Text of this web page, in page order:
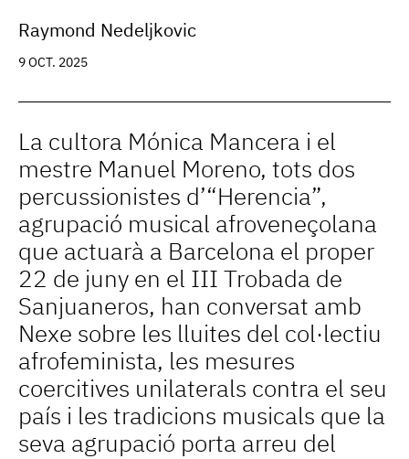
Raymond Nedeljkovic
9 OCT. 2025
La cultora Mónica Mancera i el
mestre Manuel Moreno, tots dos
percussionistes d’“Herencia”,
agrupació musical afroveneçolana
que actuarà a Barcelona el proper
22 de juny en el III Trobada de
Sanjuaneros, han conversat amb
Nexe sobre les lluites del col·lectiu
afrofeminista, les mesures
coercitives unilaterals contra el seu
país i les tradicions musicals que la
seva agrupació porta arreu del